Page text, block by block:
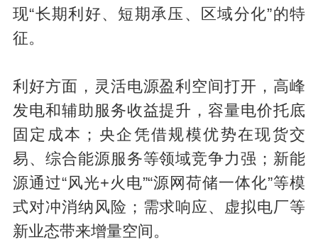
现“长期利好、短期承压、区域分化”的特
征。
利好方面，灵活电源盈利空间打开，高峰
发电和辅助服务收益提升，容量电价托底
固定成本；央企凭借规模优势在现货交
易、综合能源服务等领域竞争力强；新能
源通过“风光+火电”“源网荷储一体化”等模
式对冲消纳风险；需求响应、虚拟电厂等
新业态带来增量空间。